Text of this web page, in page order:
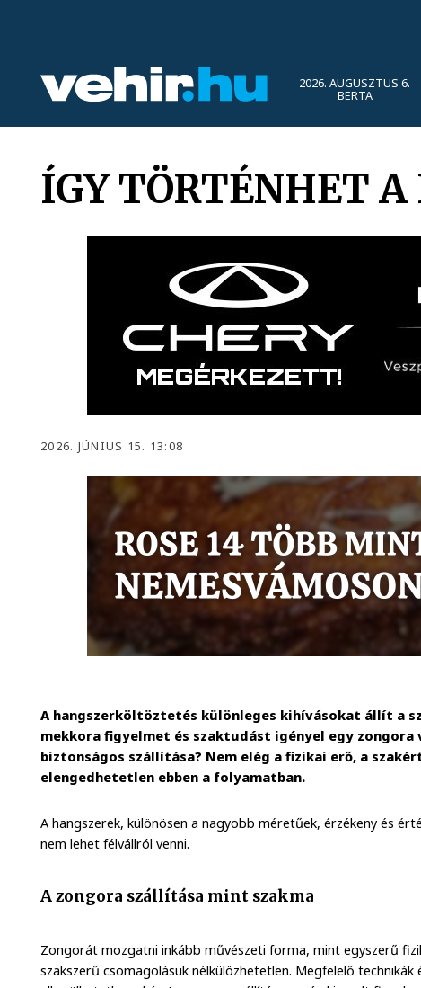
2026. AUGUSZTUS 6.
BERTA
ÍGY TÖRTÉNHET
2026. JÚNIUS 15. 13:08
A hangszerköltöztetés különleges kihívásokat állít a
mekkora figyelmet és szaktudást igényel egy zongora
biztonságos szállítása? Nem elég a fizikai erő, a
elengedhetetlen ebben a folyamatban.
A hangszerek, különösen a nagyobb méretűek, érzékeny és
nem lehet félvállról venni.
A zongora szállítása mint szakma
Zongorát mozgatni inkább művészeti forma, mint egyszerű
szakszerű csomagolásuk nélkülözhetetlen. Megfelelő technikák